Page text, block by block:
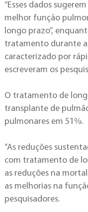
“Esses dados
melhor função
longo prazo”,
tratamento durante
caracterizado por
escreveram os
O tratamento de
transplante de
pulmonares em 51%.
“As reduções
com tratamento de
as reduções na
as melhorias na
pesquisadores.